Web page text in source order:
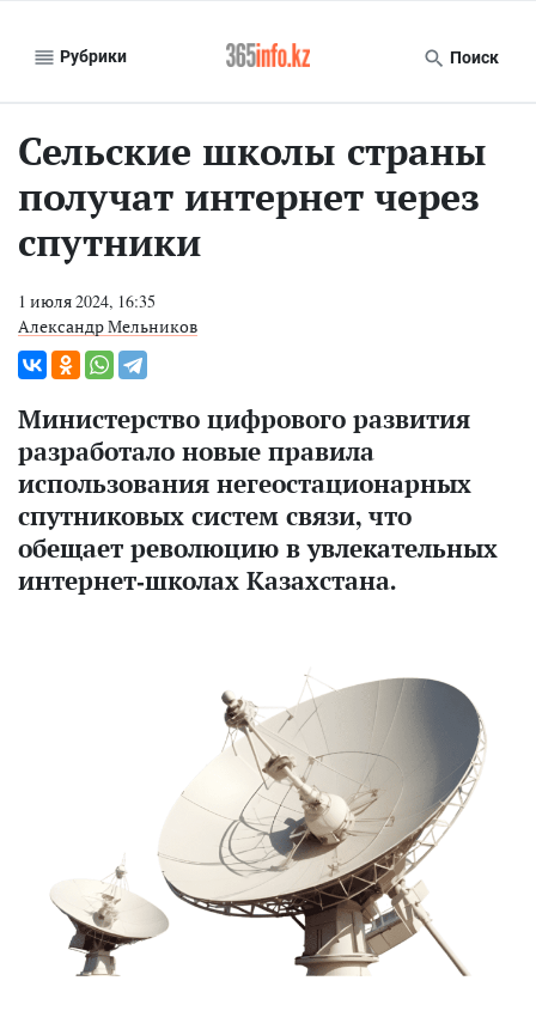
Рубрики Поиск
Сельские школы страны
получат интернет через
спутники
1 июля 2024, 16:35
Александр Мельников
Министерство цифрового развития
разработало новые правила
использования негеостационарных
спутниковых систем связи, что
обещает революцию в увлекательных
интернет-школах Казахстана.